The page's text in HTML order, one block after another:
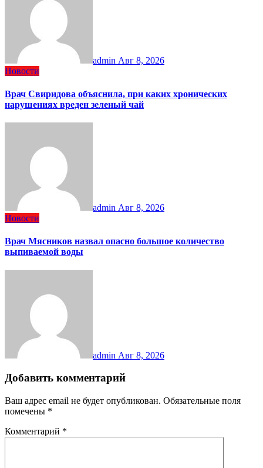
admin Авг 8, 2026
Новости
Врач Свиридова объяснила, при каких хронических
нарушениях вреден зеленый чай
admin Авг 8, 2026
Новости
Врач Мясников назвал опасно большое количество
выпиваемой воды
admin Авг 8, 2026
Добавить комментарий
Ваш адрес email не будет опубликован. Обязательные поля
помечены *
Комментарий *